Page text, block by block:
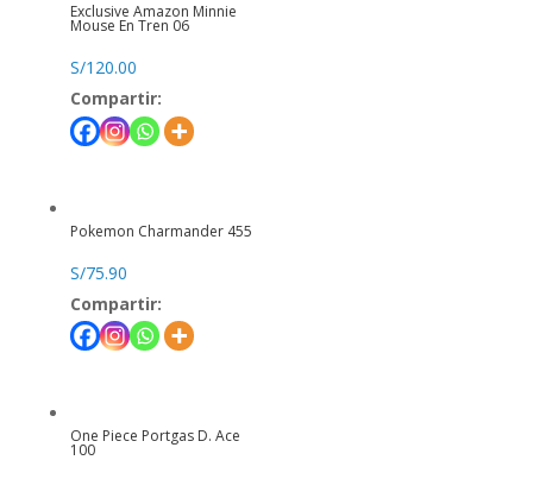
Exclusive Amazon Minnie
Mouse En Tren 06
S/120.00
Compartir:
Pokemon Charmander 455
S/75.90
Compartir:
One Piece Portgas D. Ace
100